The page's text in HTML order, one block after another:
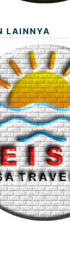
LAINNYA